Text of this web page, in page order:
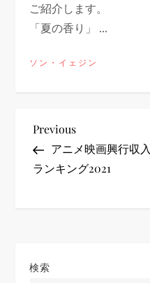
ご紹介します。
「夏の香り」 ...
ソン・イェジン
投
稿
ゲ
Previous
Post
Previous
アニメ映画興行収入
ランキング2021
検索